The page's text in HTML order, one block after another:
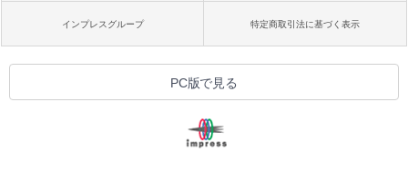
インプレスグループ 特定商取引法に基づく表示
PC版で見る